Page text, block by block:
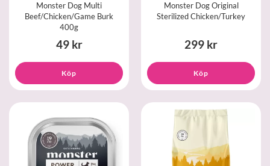
Monster Dog Multi
Beef/Chicken/Game Burk
400g
49 kr
Köp
Monster Dog Original
Sterilized Chicken/Turkey
299 kr
Köp